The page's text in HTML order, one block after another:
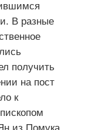
В разные
получить
на пост
к